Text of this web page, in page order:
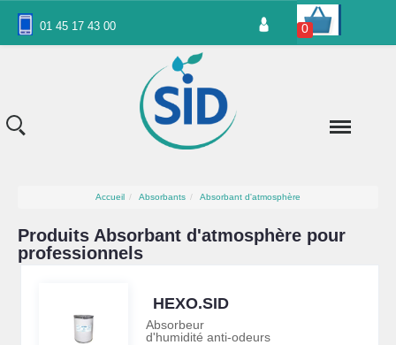
01 45 17 43 00 0
Accueil Absorbants Absorbant d'atmosphère
Produits Absorbant d'atmosphère pour
professionnels
HEXO.SID
Absorbeur
d'humidité anti-odeurs